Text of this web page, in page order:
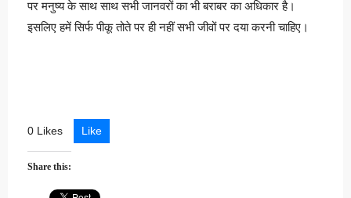
पर मनुष्य के साथ साथ सभी जानवरों का भी बराबर का अधिकार है।
इसलिए हमें सिर्फ पीकू तोते पर ही नहीं सभी जीवों पर दया करनी चाहिए।
0 Likes Like
Share this: